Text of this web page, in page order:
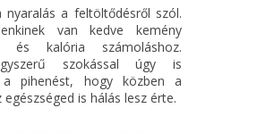
a feltöltődésről szól.
van kedve kemény
és kalória számoláshoz.
szokással úgy is
a pihenést, hogy közben a
is hálás lesz érte.